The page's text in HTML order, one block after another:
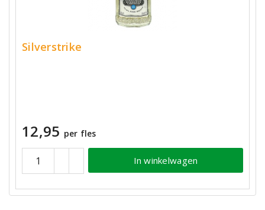
Silverstrike
12,95 per fles
In winkelwagen